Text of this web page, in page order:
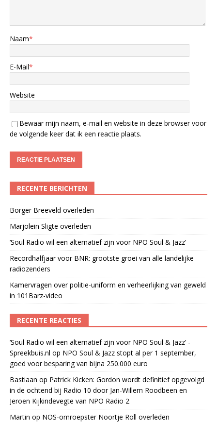
Naam*
E-Mail*
Website
Bewaar mijn naam, e-mail en website in deze browser voor
de volgende keer dat ik een reactie plaats.
RECENTE BERICHTEN
Borger Breeveld overleden
Marjolein Sligte overleden
‘Soul Radio wil een alternatief zijn voor NPO Soul & Jazz’
Recordhalfjaar voor BNR: grootste groei van alle landelijke
radiozenders
Kamervragen over politie-uniform en verheerlijking van geweld
in 101Barz-video
RECENTE REACTIES
‘Soul Radio wil een alternatief zijn voor NPO Soul & Jazz’ -
Spreekbuis.nl op NPO Soul & Jazz stopt al per 1 september,
goed voor besparing van bijna 250.000 euro
Bastiaan op Patrick Kicken: Gordon wordt definitief opgevolgd
in de ochtend bij Radio 10 door Jan-Willem Roodbeen en
Jeroen Kijkindevegte van NPO Radio 2
Martin op NOS-omroepster Noortje Roll overleden